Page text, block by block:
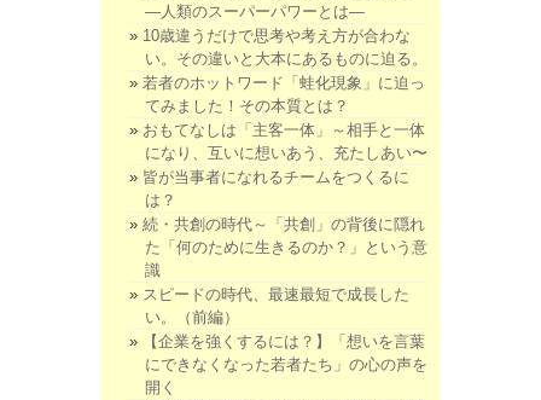
―人類のスーパーパワーとは―
10歳違うだけで思考や考え方が合わな
い。その違いと大本にあるものに迫る。
若者のホットワード「蛙化現象」に迫っ
てみました！その本質とは？
おもてなしは「主客一体」～相手と一体
になり、互いに想いあう、充たしあい〜
皆が当事者になれるチームをつくるに
は？
続・共創の時代～「共創」の背後に隠れ
た「何のために生きるのか？」という意
識
スピードの時代、最速最短で成長した
い。（前編）
【企業を強くするには？】「想いを言葉
にできなくなった若者たち」の心の声を
開く